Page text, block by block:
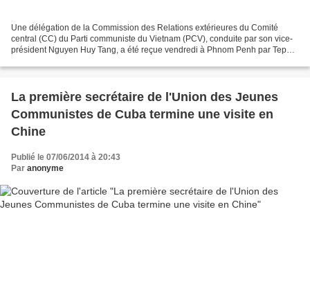
Une délégation de la Commission des Relations extérieures du Comité
central (CC) du Parti communiste du Vietnam (PCV), conduite par son vice-
président Nguyen Huy Tang, a été reçue vendredi à Phnom Penh par Tep
La première secrétaire de l'Union des Jeunes
Communistes de Cuba termine une visite en
Chine
Publié le 07/06/2014 à 20:43
Par anonyme